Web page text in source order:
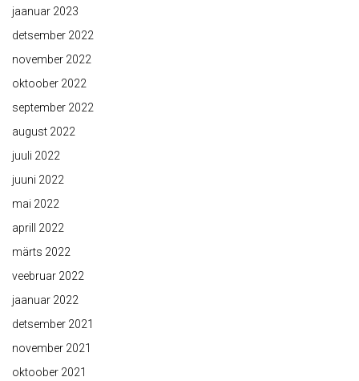
jaanuar 2023
detsember 2022
november 2022
oktoober 2022
september 2022
august 2022
juuli 2022
juuni 2022
mai 2022
aprill 2022
märts 2022
veebruar 2022
jaanuar 2022
detsember 2021
november 2021
oktoober 2021